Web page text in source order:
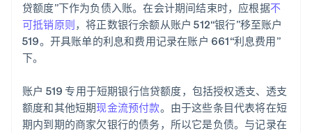
贷额度”下作为负债入账。在会计期间结束时，应根据不
可抵销原则，将正数银行余额从账户 512“银行”移至账户
519。开具账单的利息和费用记录在账户 661“利息费用”
下。
账户 519 专用于短期银行信贷额度，包括授权透支、透支
额度和其他短期现金流预付款。由于这些条目代表将在短
期内到期的商家欠银行的债务，所以它是负债。与记录在